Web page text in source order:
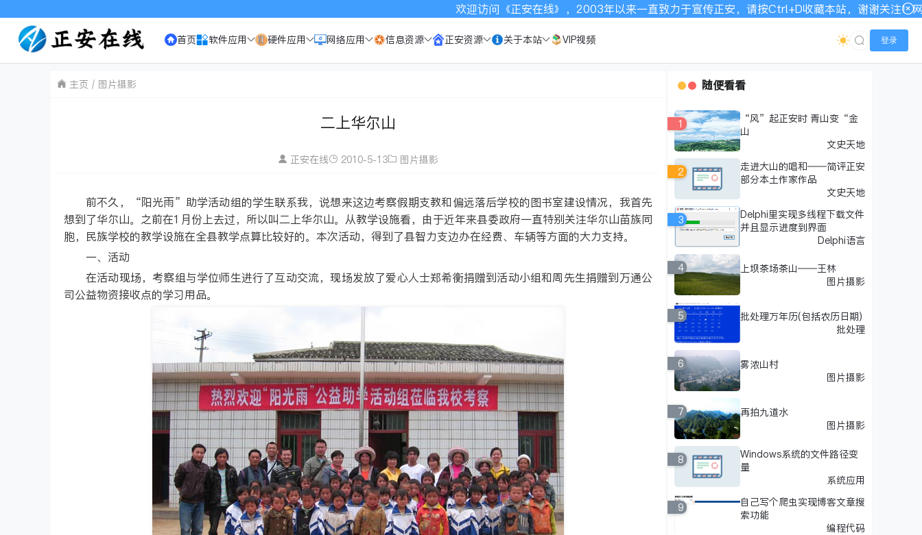
欢迎访问《正安在线》，2003年以来一直致力于宣传正安，请按Ctrl+D收藏本站，谢谢关注！网站宽带有限，如显示不全
首页 软件应用 硬件应用 网络应用 信息资源 正安资源 关于本站 VIP视频 登录
主页 图片摄影
二上华尔山
正安在线 2010-5-13 图片摄影
前不久，“阳光雨”助学活动组的学生联系我，说想来这边考察假期支教和偏远落后学校的图书室建设情况，我首先
想到了华尔山。之前在1月份上去过，所以叫二上华尔山。从教学设施看，由于近年来县委政府一直特别关注华尔山苗族同
胞，民族学校的教学设施在全县教学点算比较好的。本次活动，得到了县智力支边办在经费、车辆等方面的大力支持。
一、活动
在活动现场，考察组与学位师生进行了互动交流，现场发放了爱心人士郑希衡捐赠到活动小组和周先生捐赠到万通公
司公益物资接收点的学习用品。
随便看看
1
“风”起正安时 青山变“金
山
文史天地
2
走进大山的唱和——简评正安
部分本土作家作品
文史天地
3
Delphi里实现多线程下载文件
并且显示进度到界面
Delphi语言
4
上坝茶场茶山——王林
图片摄影
5
批处理万年历(包括农历日期)
批处理
6
雾浓山村
图片摄影
7
再拍九道水
图片摄影
8
Windows系统的文件路径变
量
系统应用
9
自己写个爬虫实现博客文章搜
索功能
编程代码